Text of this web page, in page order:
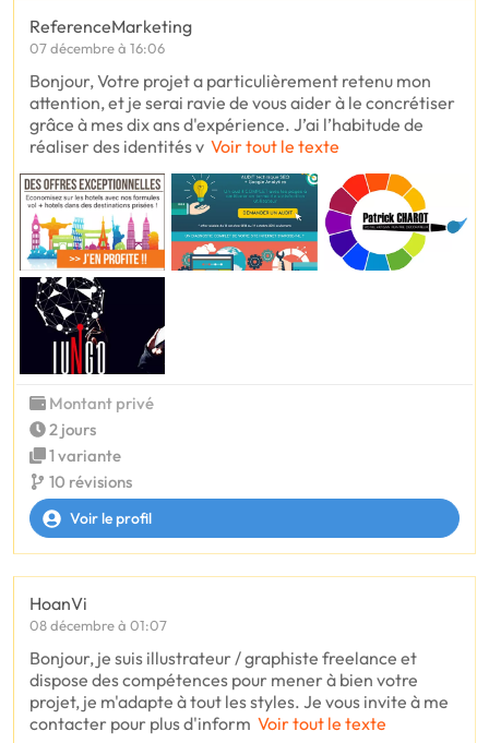
ReferenceMarketing
07 décembre à 16:06
Bonjour, Votre projet a particulièrement retenu mon
attention, et je serai ravie de vous aider à le concrétiser
grâce à mes dix ans d'expérience. J’ai l’habitude de
réaliser des identités v Voir tout le texte
Montant privé
2 jours
1 variante
10 révisions
Voir le profil
HoanVi
08 décembre à 01:07
Bonjour, je suis illustrateur / graphiste freelance et
dispose des compétences pour mener à bien votre
projet, je m'adapte à tout les styles. Je vous invite à me
contacter pour plus d'inform Voir tout le texte